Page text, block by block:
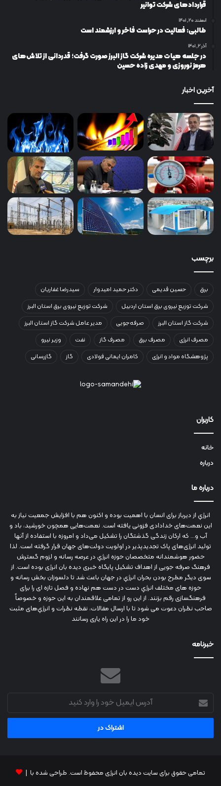
قراردادهای شركت توانیر
اسفند ۲۰, ۱۴۰۱
طالبی: فعالیت در حراست فاخر و ارزشمند است
آذر ۲, ۱۴۰۱
در جلسه هیات مدیره شرکت گاز البرز صورت گرفت؛ قدردانی از تلاش‌های
هرمز نوروزی و مهدی زاده حسین
آخرین اخبار
برچسب
برق حسین قدیمی دکتر حمید امیدوار
سیدرضا غفاریان
شرکت توزیع نیروی برق استان اردبیل
شرکت توزیع نیروی برق استان البرز
شرکت گاز استان البرز
صرفه‌جویی
مدیر عامل شرکت گاز استان البرز
مصرف انرژی
مصرف برق مصرف گاز نفت
وزیر نیرو
پژوهشگاه مواد و انرژی
کامران ایمانی فولادی گاز گازرسانی
کاربران
خانه
درباره
درباره ما
انرژي‌ از دیرباز برای انسان با اهمیت بوده و اکنون هم با افزایش جمعیت نیاز به
این نعمت‌های خدادادی فزونی یافته است. نعمت‌هایی همچون خورشید، باد و
آب و... که ارکان زندگی گذشتگان را تشکیل می‌داد و امروزه با استفاده از آنها
تولید انرژی‌های پاک تجدیدپذیر در اولویت دولت‌های جهان قرار گرفته است. لذا
حضور هوشمندانه متخصصان حوزه انرژي در عرصه رسانه و لزوم گسترش
فرهنگ صرفه جویی از اهداف تشکیل پایگاه خبری دیده بان انرژی بوده است. از
سوی دیگر مطرح بودن بحران انرژي در جهان باعث شد تا دلسوزان بخش رسانه و
حوزه های مختلف انرژي دست در دست هم نهاده و فصل تازه ای را برای
فرهنگسازی رقم بزنند. از این رو از تمامی علاقمندان به این حوزه و خصوصاً
صاحب نظران دعوت می شود تا با ارسال مقالات، نقطه نظرات و انرژي‌های مثبت
خود ما را در این راه یاری رسانند
خبرنامه
آدرس
ایمیل
خود
وارد
تمامی حقوق برای سایت دیده بان انرژی محفوظ است. طراحی شده با |